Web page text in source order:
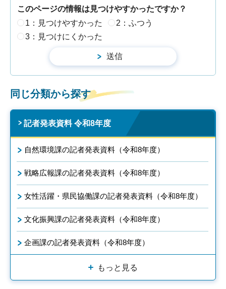
このページの情報は見つけやすかったですか？
1：見つけやすかった
2：ふつう
3：見つけにくかった
同じ分類から探す
記者発表資料 令和8年度
自然環境課の記者発表資料（令和8年度）
戦略広報課の記者発表資料（令和8年度）
女性活躍・県民協働課の記者発表資料（令和8年度）
文化振興課の記者発表資料（令和8年度）
企画課の記者発表資料（令和8年度）
もっと見る